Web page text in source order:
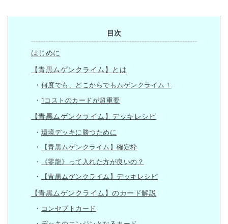
目次
はじめに
【青黒ムゲンクライム】とは
何度でも、どこからでもムゲンクライム！
1コストのカードが超重要
【青黒ムゲンクライム】デッキレシピ
環境デッキに勝つために
【青黒ムゲンクライム】確定枠
《零龍》って入れた方が良いの？
【青黒ムゲンクライム】デッキレシピ
【青黒ムゲンクライム】のカード解説
コンセプトカード